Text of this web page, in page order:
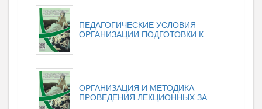
ПЕДАГОГИЧЕСКИЕ УСЛОВИЯ
ОРГАНИЗАЦИИ ПОДГОТОВКИ К...
ОРГАНИЗАЦИЯ И МЕТОДИКА
ПРОВЕДЕНИЯ ЛЕКЦИОННЫХ ЗА...